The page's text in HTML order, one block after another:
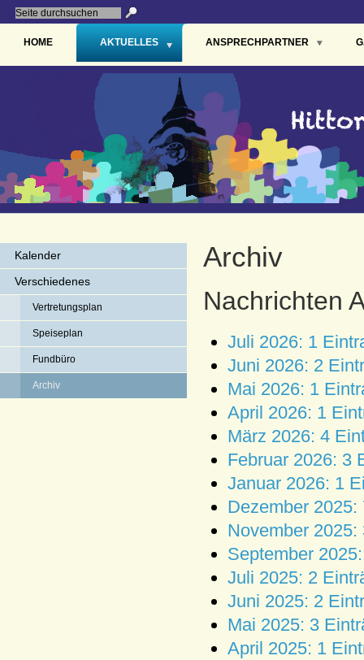
HOME AKTUELLES ANSPRECHPARTNER
Kalender
Verschiedenes
Vertretungsplan
Speiseplan
Fundbüro
Archiv
Archiv
Nachrichten
Juli 2026: 1
Juni 2026: 2
Mai 2026: 1
April 2026: 1
März 2026: 4
Februar 2026: 3
Januar 2026: 1
Dezember 2025:
November 2025:
September
Juli 2025: 2
Juni 2025: 2
Mai 2025: 3
April 2025: 1